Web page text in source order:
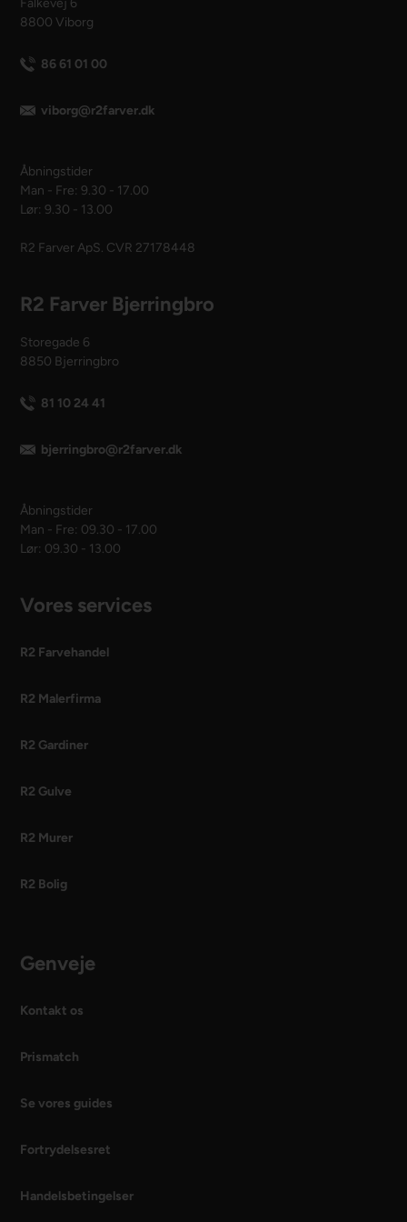
Falkevej 6
8800 Viborg
86 61 01 00
viborg@r2farver.dk
Åbningstider
Man - Fre: 9.30 - 17.00
Lør: 9.30 - 13.00
R2 Farver ApS. CVR 27178448
R2 Farver Bjerringbro
Storegade 6
8850 Bjerringbro
81 10 24 41
bjerringbro@r2farver.dk
Åbningstider
Man - Fre: 09.30 - 17.00
Lør: 09.30 - 13.00
Vores services
R2 Farvehandel
R2 Malerfirma
R2 Gardiner
R2 Gulve
R2 Murer
R2 Bolig
Genveje
Kontakt os
Prismatch
Se vores guides
Fortrydelsesret
Handelsbetingelser